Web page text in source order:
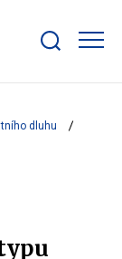
bar
dluhu